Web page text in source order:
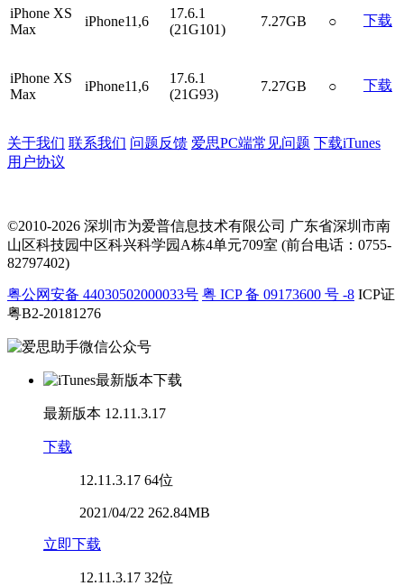
iPhone XS
Max
iPhone11,6
17.6.1
(21G101)
7.27GB ○ 下载
iPhone XS
Max
iPhone11,6
17.6.1
(21G93)
7.27GB ○ 下载
关于我们 联系我们 问题反馈 爱思PC端常见问题 下载iTunes
用户协议
©2010-2026 深圳市为爱普信息技术有限公司 广东省深圳市南
山区科技园中区科兴科学园A栋4单元709室 (前台电话：0755-
82797402)
粤公网安备 44030502000033号 粤 ICP 备 09173600 号 -8 ICP证
粤B2-20181276
最新版本 12.11.3.17
下载
12.11.3.17 64位
2021/04/22 262.84MB
立即下载
12.11.3.17 32位